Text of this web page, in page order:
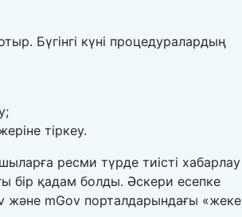
Бүгінгі күні процедуралардың
тіркеу.
ресми түрде тиісті хабарлау
бір қадам болды. Әскери есепке
және mGov порталдарындағы «жеке